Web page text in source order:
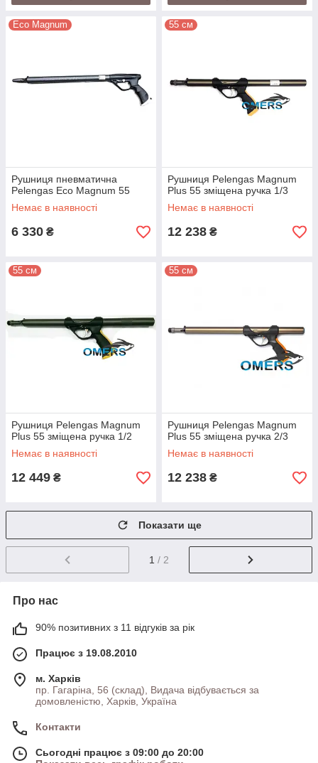
Eco Magnum
Рушниця пневматична
Pelengas Eco Magnum 55
Немає в наявності
6 330 ₴
55 см
Рушниця Pelengas Magnum
Plus 55 зміщена ручка 1/3
Немає в наявності
12 238 ₴
55 см
Рушниця Pelengas Magnum
Plus 55 зміщена ручка 1/2
Немає в наявності
12 449 ₴
55 см
Рушниця Pelengas Magnum
Plus 55 зміщена ручка 2/3
Немає в наявності
12 238 ₴
Показати ще
1 / 2
Про нас
90% позитивних з 11 відгуків за рік
Працює з 19.08.2010
м. Харків
пр. Гагаріна, 56 (склад), Видача відбувається за
домовленістю, Харків, Україна
Контакти
Сьогодні працює з 09:00 до 20:00